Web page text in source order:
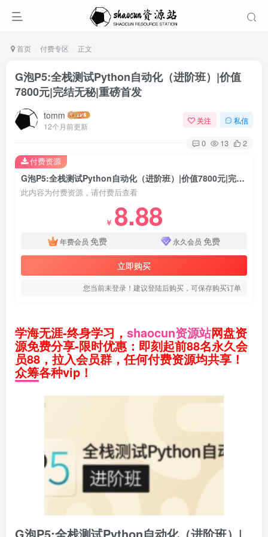
首页 付费专区 正文
G泡P5:全栈测试Python自动化（进阶班）|价值
7800元|完结无秘|重磅首发
tomm
12个月前更新
关注 私信
0 13 2
G泡P5:全栈测试Python自动化（进阶班）|价值7800元|完结无秘|重磅首发
此内容为付费资源，请付费后查看
￥ 8.88
年费会员 免费 永久会员 免费
立即购买
您当前未登录！建议登陆后购买，可保存购买订单
付费资源
学海无涯-终身学习， shaocun资源站网盘资
源免费分享-限时优惠：即刻起前88名永久会
员88，拉入会员群，任何付费资源均共享！
众筹各种vip！